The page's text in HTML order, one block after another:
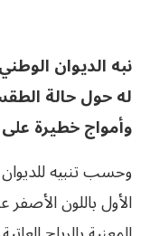
نبه الديوان
له حول حالة
وأمواج خطيرة
وحسب تنبيه
الأول باللون